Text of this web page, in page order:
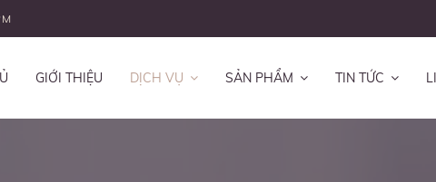
GIỚI THIỆU DỊCH VỤ SẢN PHẨM TIN TỨC